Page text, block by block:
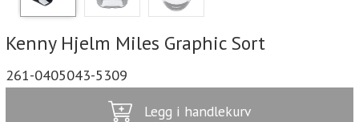
Kenny Hjelm Miles Graphic Sort
261-0405043-5309
Legg i handlekurv